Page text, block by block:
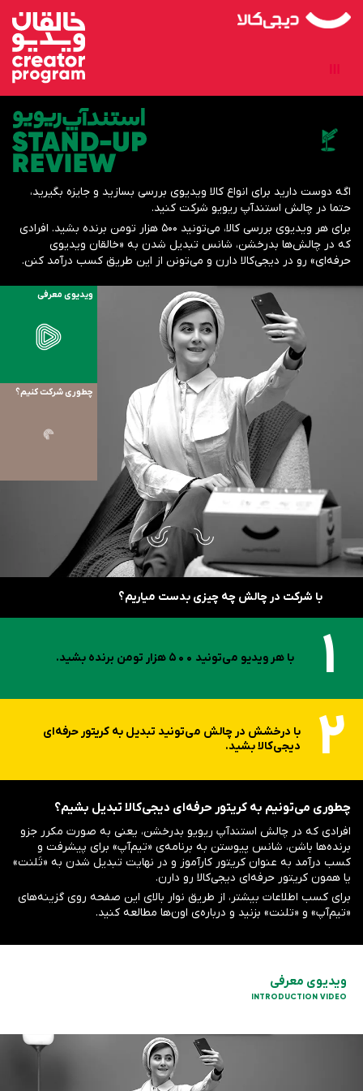
اگه دوست دارید برای انواع کالا ویدیوی بررسی بسازید و جایزه بگیرید،
حتما در چالش استندآپ ریویو شرکت کنید.
برای هر ویدیوی بررسی کالا، می‌تونید 500 هزار تومن برنده بشید. افرادی
که در چالش‌ها بدرخشن، شانس تبدیل شدن به «خالقان ویدیوی
حرفه‌ای» رو در دیجی‌کالا دارن و می‌تونن از این طریق کسب درآمد کنن.
ویدیوی معرفی
چطوری شرکت کنیم؟
با شرکت در چالش چه چیزی بدست میاریم؟
1 با هر ویدیو می‌تونید 500 هزار تومن برنده بشید.
2
با درخشش در چالش می‌تونید تبدیل به کریتور حرفه‌ای
دیجی‌کالا بشید.
چطوری می‌تونیم به کریتور حرفه‌ای دیجی‌کالا تبدیل بشیم؟
افرادی که در چالش استندآپ ریویو بدرخشن، یعنی به صورت مکرر جزو
برنده‌ها باشن، شانس پیوستن به برنامه‌ی «تیم‌آپ» برای پیشرفت و
کسب درآمد به عنوان کریتور کارآموز و در نهایت تبدیل شدن به «تَلنت»
یا همون کریتور حرفه‌ای دیجی‌کالا رو دارن.
برای کسب اطلاعات بیشتر، از طریق نوار بالای این صفحه روی گزینه‌‌های
«تیم‌آپ» و «تلنت» بزنید و درباره‌ی اون‌ها مطالعه کنید.
ویدیوی معرفی
INTRODUCTION VIDEO